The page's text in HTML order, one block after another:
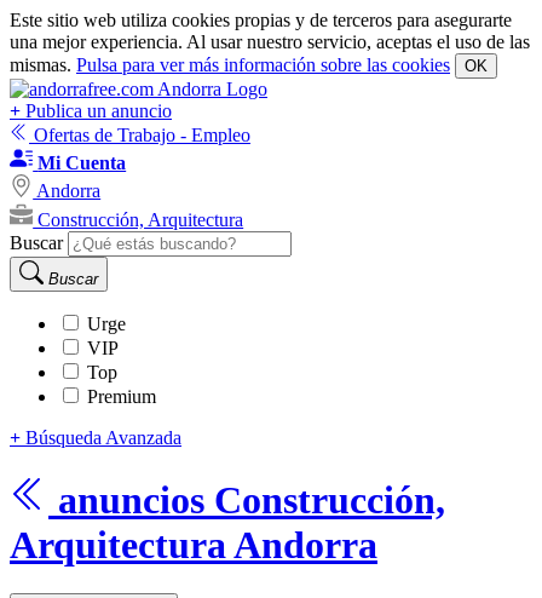
Este sitio web utiliza cookies propias y de terceros para asegurarte
una mejor experiencia. Al usar nuestro servicio, aceptas el uso de las
mismas. Pulsa para ver más información sobre las cookies OK
+ Publica un anuncio
Ofertas de Trabajo - Empleo
Mi Cuenta
Andorra
Construcción, Arquitectura
Buscar
Buscar
Urge
VIP
Top
Premium
+ Búsqueda Avanzada
anuncios Construcción,
Arquitectura Andorra